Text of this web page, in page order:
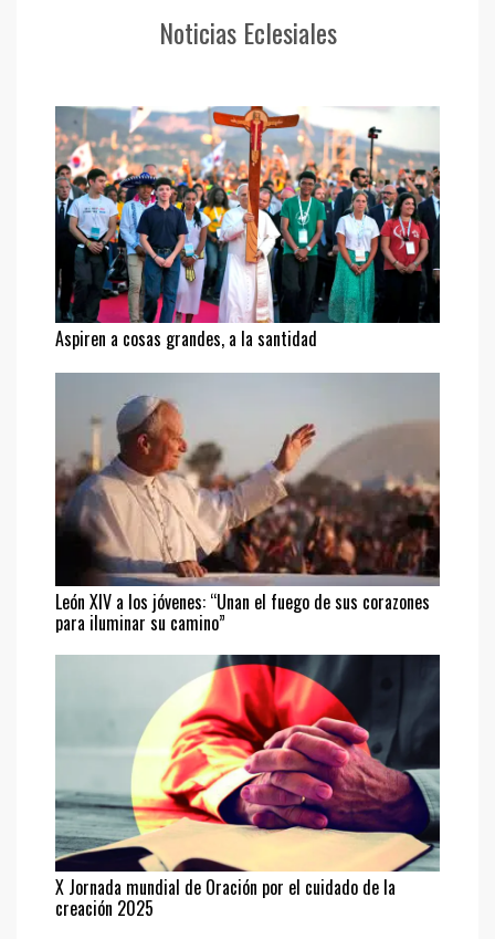
Noticias Eclesiales
Aspiren a cosas grandes, a la santidad
León XIV a los jóvenes: “Unan el fuego de sus corazones
para iluminar su camino”
X Jornada mundial de Oración por el cuidado de la
creación 2025